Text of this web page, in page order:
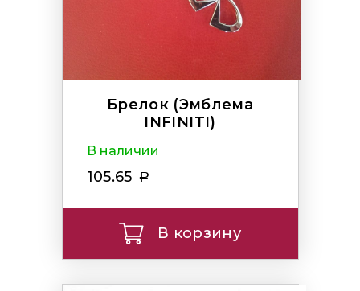
Брелок (Эмблема
INFINITI)
В наличии
105.65
В корзину